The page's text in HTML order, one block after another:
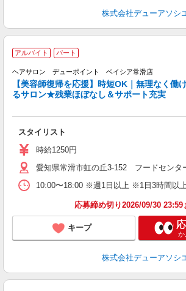
株式会社デューアソシ
アルバイト パート
ヘアサロン デューポイント ベイシア常滑店
【美容師復帰を応援】時短OK｜無理なく働
るサロン★残業ほぼなし＆サポート充実
スタイリスト
時給1250円
愛知県常滑市虹の丘3-152 フードセンタ
10:00〜18:00 ※週1日以上 ※1日3時間以
応募締め切り2026/09/30 23:59
キープ
か
株式会社デューアソシ